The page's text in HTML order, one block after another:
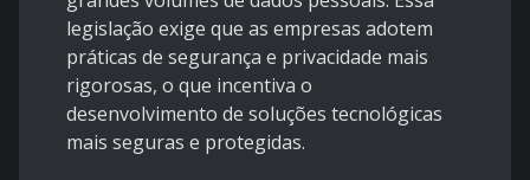
legislação exige que as empresas adotem
práticas de segurança e privacidade mais
rigorosas, o que incentiva o
desenvolvimento de soluções tecnológicas
mais seguras e protegidas.